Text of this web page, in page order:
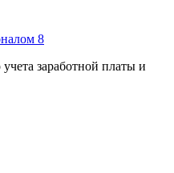
8
заработной платы и